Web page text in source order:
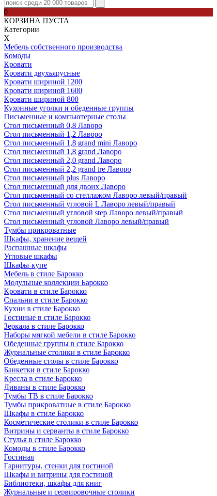
0
КОРЗИНА ПУСТА
Категории
Х
Мебель собственного производства
Комоды
Кровати
Кровати двухъярусные
Кровати шириной 1200
Кровати шириной 1600
Кровати шириной 800
Кухонные уголки и обеденные группы
Письменные и компьютерные столы
Стол письменный 0,8 Лаворо
Стол письменный 1,2 Лаворо
Стол письменный 1,8 grand mini Лаворо
Стол письменный 1,8 grand Лаворо
Стол письменный 2,0 grand Лаворо
Стол письменный 2,2 grand tre Лаворо
Стол письменный plus Лаворо
Стол письменный для двоих Лаворо
Стол письменный со стеллажом Лаворо левый/правый
Стол письменный угловой L Лаворо левый/правый
Стол письменный угловой step Лаворо левый/правый
Стол письменный угловой Лаворо левый/правый
Тумбы прикроватные
Шкафы, хранение вещей
Распашные шкафы
Угловые шкафы
Шкафы-купе
Мебель в стиле Барокко
Модульные коллекции Барокко
Кровати в стиле Барокко
Спальни в стиле Барокко
Кухни в стиле Барокко
Гостиные в стиле Барокко
Зеркала в стиле Барокко
Наборы мягкой мебели в стиле Барокко
Обеденные группы в стиле Барокко
Журнальные столики в стиле Барокко
Обеденные столы в стиле Барокко
Банкетки в стиле Барокко
Кресла в стиле Барокко
Диваны в стиле Барокко
Тумбы ТВ в стиле Барокко
Тумбы прикроватные в стиле Барокко
Шкафы в стиле Барокко
Косметические столики в стиле Барокко
Витрины и серванты в стиле Барокко
Стулья в стиле Барокко
Комоды в стиле Барокко
Гостиная
Гарнитуры, стенки для гостиной
Шкафы и витрины для гостиной
Библиотеки, шкафы для книг
Журнальные и сервировочные столики